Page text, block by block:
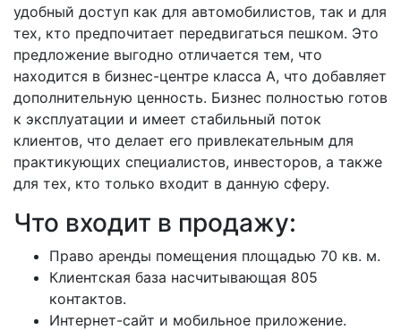
удобный доступ как для автомобилистов, так и для
тех, кто предпочитает передвигаться пешком. Это
предложение выгодно отличается тем, что
находится в бизнес-центре класса А, что добавляет
дополнительную ценность. Бизнес полностью готов
к эксплуатации и имеет стабильный поток
клиентов, что делает его привлекательным для
практикующих специалистов, инвесторов, а также
для тех, кто только входит в данную сферу.
Что входит в продажу:
Право аренды помещения площадью 70 кв. м.
Клиентская база насчитывающая 805
контактов.
Интернет-сайт и мобильное приложение.